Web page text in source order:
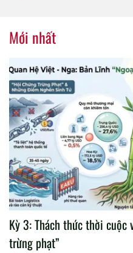
Mới nhất
Kỳ 3: Thách thức thời
trừng phạt”